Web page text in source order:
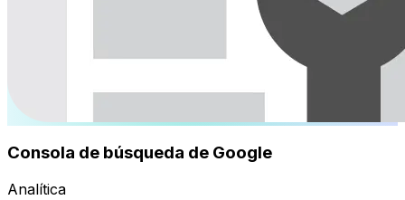
Consola de búsqueda de Google
Analítica